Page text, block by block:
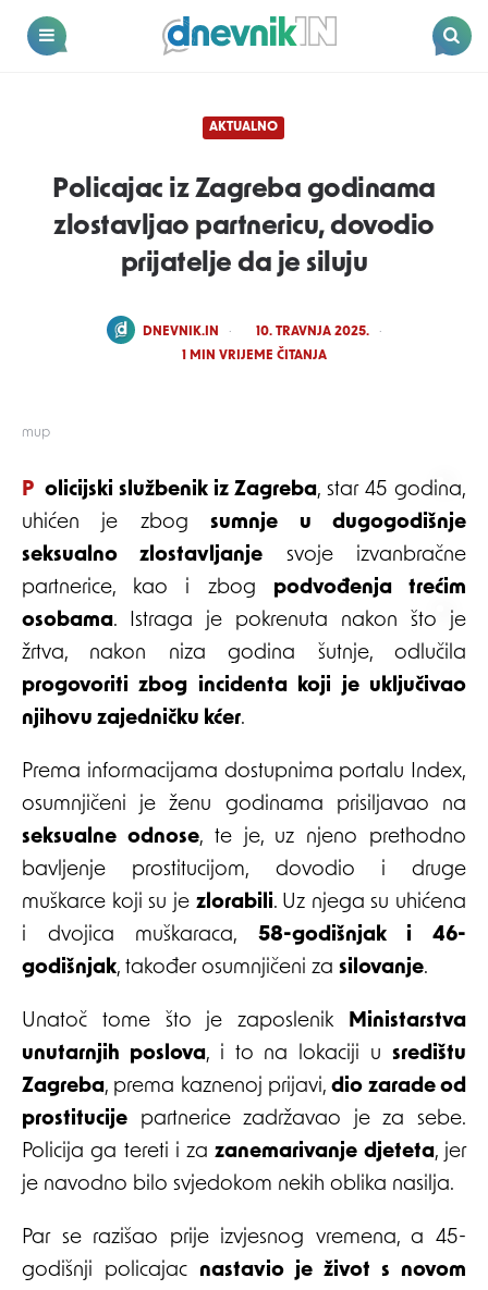
Dnevnik.in
mup
AKTUALNO
Policajac iz Zagreba godinama
zlostavljao partnericu, dovodio
prijatelje da je siluju
POSTED
DNEVNIK.IN
10. TRAVNJA 2025.
1 MIN VRIJEME ČITANJA
Policijski službenik iz Zagreba, star 45 godina,
uhićen je zbogsumnje u dugogodišnje
seksualno zlostavljanje svoje izvanbračne
partnerice, kao i zbog podvođenja trećim
osobama. Istraga je pokrenuta nakon što je
žrtva, nakon niza godina šutnje, odlučila
progovoriti zbog incidenta koji je uključivao
njihovu zajedničku kćer.
Prema informacijama dostupnima portalu Index,
osumnjičeni je ženu godinama prisiljavao na
seksualne odnose, te je, uz njeno prethodno
bavljenje prostitucijom, dovodio i druge
muškarce koji su je zlorabili. Uz njega su uhićena
i dvojica muškaraca, 58-godišnjak i 46-
godišnjak, također osumnjičeni za silovanje.
Unatoč tome što je zaposlenik Ministarstva
unutarnjih poslova, i to na lokaciji usredištu
Zagreba, prema kaznenoj prijavi,dio zarade od
prostitucije partnerice zadržavao je za sebe.
Policija ga tereti i zazanemarivanje djeteta, jer
je navodno bilo svjedokom nekih oblika nasilja.
Par se razišao prije izvjesnog vremena, a 45-
godišnji policajac nastavio je život s novom